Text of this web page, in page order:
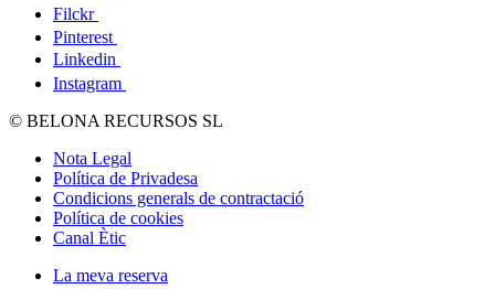
Filckr
Pinterest
Linkedin
Instagram
© BELONA RECURSOS SL
Nota Legal
Política de Privadesa
Condicions generals de contractació
Política de cookies
Canal Ètic
La meva reserva